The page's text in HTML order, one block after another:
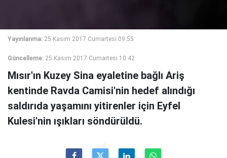
Yayınlanma: 25 Kasım 2017 Cumartesi 09:55
Güncelleme: 25 Kasım 2017 Cumartesi 10:42
Mısır'ın Kuzey Sina eyaletine bağlı Ariş
kentinde Ravda Camisi'nin hedef alındığı
saldırıda yaşamını yitirenler için Eyfel
Kulesi'nin ışıkları söndürüldü.